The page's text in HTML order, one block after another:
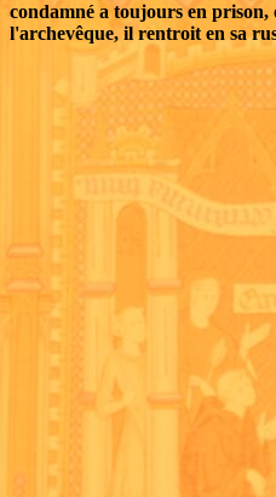
condamné a toujours en
l'archevêque, il rentroit en sa